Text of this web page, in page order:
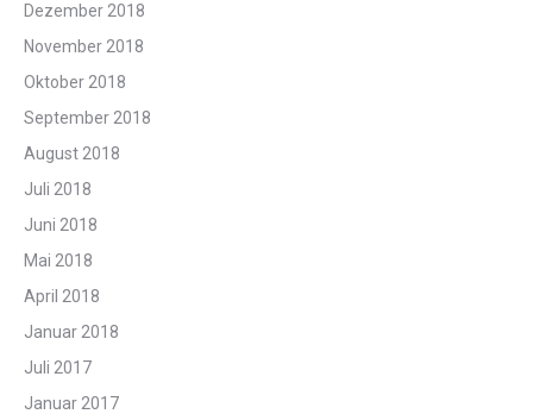
Dezember 2018
November 2018
Oktober 2018
September 2018
August 2018
Juli 2018
Juni 2018
Mai 2018
April 2018
Januar 2018
Juli 2017
Januar 2017